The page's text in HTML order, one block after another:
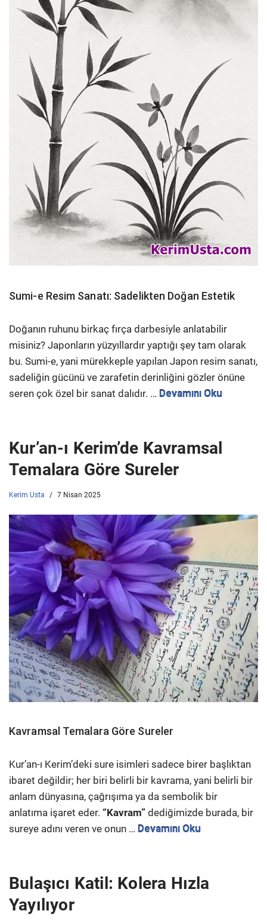
Sumi-e Resim Sanatı: Sadelikten Doğan Estetik
Doğanın ruhunu birkaç fırça darbesiyle anlatabilir
misiniz? Japonların yüzyıllardır yaptığı şey tam olarak
bu. Sumi-e, yani mürekkeple yapılan Japon resim sanatı,
sadeliğin gücünü ve zarafetin derinliğini gözler önüne
seren çok özel bir sanat dalıdır. … Devamını Oku
Kur’an-ı Kerim’de Kavramsal
Temalara Göre Sureler
Kerim Usta 7 Nisan 2025
Kavramsal Temalara Göre Sureler
Kur’an-ı Kerim’deki sure isimleri sadece birer başlıktan
ibaret değildir; her biri belirli bir kavrama, yani belirli bir
anlam dünyasına, çağrışıma ya da sembolik bir
anlatıma işaret eder. “Kavram” dediğimizde burada, bir
sureye adını veren ve onun … Devamını Oku
Bulaşıcı Katil: Kolera Hızla
Yayılıyor